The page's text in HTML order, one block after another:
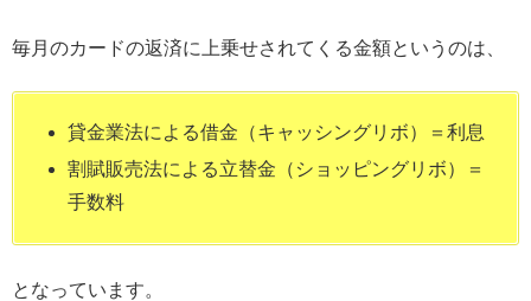
毎月のカードの返済に上乗せされてくる金額というのは、
貸金業法による借金（キャッシングリボ）＝利息
割賦販売法による立替金（ショッピングリボ）＝
手数料
となっています。